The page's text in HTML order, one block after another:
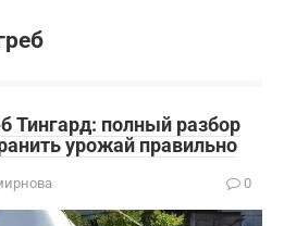
Тингард: полный разбор
урожай правильно
0